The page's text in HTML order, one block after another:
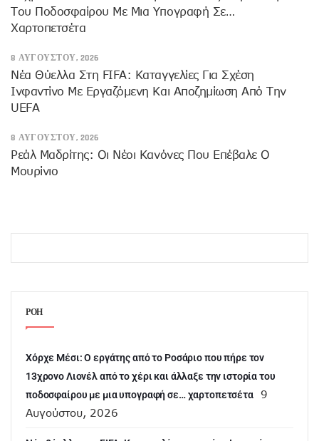
Του Ποδοσφαίρου Με Μια Υπογραφή Σε…
Χαρτοπετσέτα
8 ΑΥΓΟΎΣΤΟΥ, 2026
Νέα Θύελλα Στη FIFA: Καταγγελίες Για Σχέση
Ινφαντίνο Με Εργαζόμενη Και Αποζημίωση Από Την
UEFA
8 ΑΥΓΟΎΣΤΟΥ, 2026
Ρεάλ Μαδρίτης: Οι Νέοι Κανόνες Που Επέβαλε Ο
Μουρίνιο
ΡΟΗ
Χόρχε Μέσι: Ο εργάτης από το Ροσάριο που πήρε τον
13χρονο Λιονέλ από το χέρι και άλλαξε την ιστορία του
ποδοσφαίρου με μια υπογραφή σε… χαρτοπετσέτα
9
Αυγούστου, 2026